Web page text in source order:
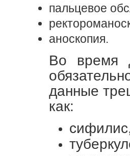
пальцевое
аноскопия.
Во время
данные
как: